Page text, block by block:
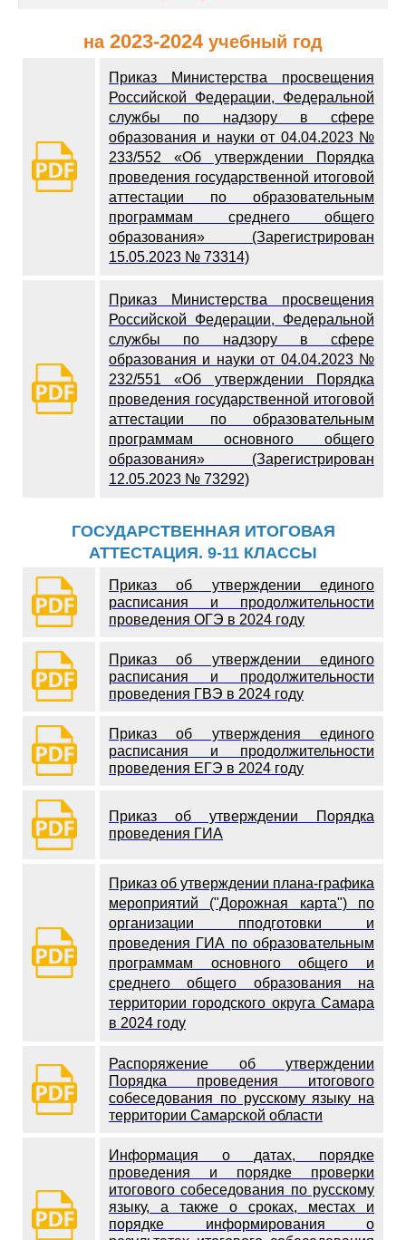
на 2023-2024учебный год
Приказ Министерства просвещения
Российской Федерации, Федеральной
службы по надзору в сфере
образования и науки от 04.04.2023 №
233/552 «Об утверждении Порядка
проведения государственной итоговой
аттестации по образовательным
программам среднего общего
образования» (Зарегистрирован
15.05.2023 № 73314)
Приказ Министерства просвещения
Российской Федерации, Федеральной
службы по надзору в сфере
образования и науки от 04.04.2023 №
232/551 «Об утверждении Порядка
проведения государственной итоговой
аттестации по образовательным
программам основного общего
образования» (Зарегистрирован
12.05.2023 № 73292)
ГОСУДАРСТВЕННАЯ ИТОГОВАЯ
АТТЕСТАЦИЯ. 9-11 КЛАССЫ
Приказ об утверждении единого
расписания и продолжительности
проведения ОГЭ в 2024 году
Приказ об утверждении единого
расписания и продолжительности
проведения ГВЭ в 2024 году
Приказ об утверждения единого
расписания и продолжительности
проведения ЕГЭ в 2024 году
Приказ об утверждении Порядка
проведения ГИА
Приказ об утверждении плана-графика
мероприятий ("Дорожная карта") по
организации пподготовки и
проведения ГИА по образовательным
программам основного общего и
среднего общего образования на
территории городского округа Самара
в 2024 году
Распоряжение об утверждении
Порядка проведения итогового
собеседования по русскому языку на
территории Самарской области
Информация о датах, порядке
проведения и порядке проверки
итогового собеседования по русскому
языку, а также о сроках, местах и
порядке информирования о